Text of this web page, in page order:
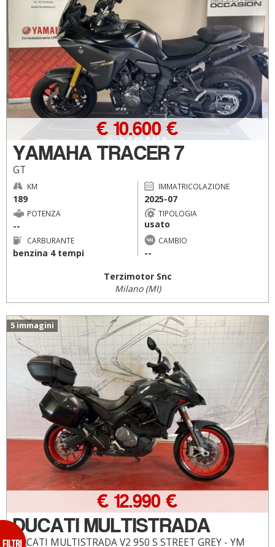
YAMAHA TRACER 7
GT
€ 10.600 €
KM
189
IMMATRICOLAZIONE
2025-07
POTENZA
--
TIPOLOGIA
usato
CARBURANTE
benzina 4 tempi
CAMBIO
--
Terzimotor Snc
Milano (MI)
5 immagini
DUCATI MULTISTRADA
DUCATI MULTISTRADA V2 950 S STREET GREY - YM
€ 12.990 €